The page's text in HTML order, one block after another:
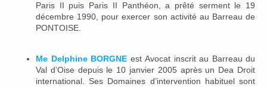
Paris II puis Paris II Panthéon, a prêté serment le 19
décembre 1990, pour exercer son activité au Barreau de
PONTOISE.
Me Delphine BORGNE est Avocat inscrit au Barreau du
Val d’Oise depuis le 10 janvier 2005 après un Dea Droit
international. Ses Domaines d’intervention habituel sont